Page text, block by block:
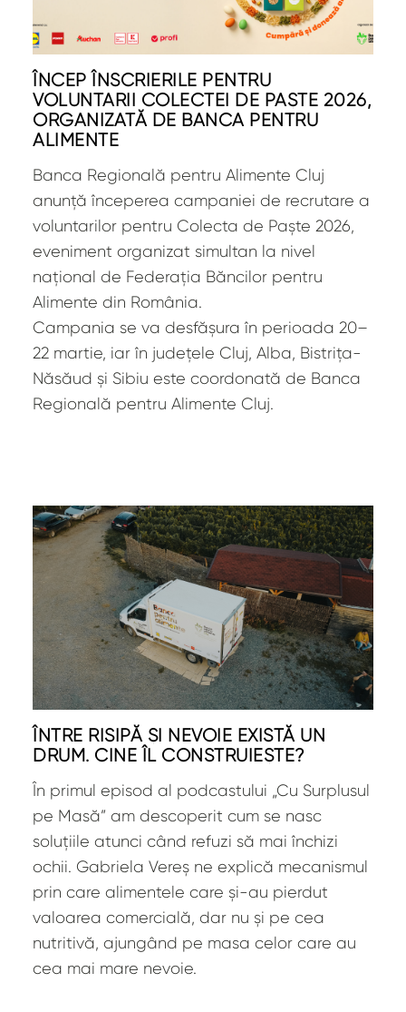
ÎNCEP ÎNSCRIERILE PENTRU
VOLUNTARII COLECTEI DE PAȘTE 2026,
ORGANIZATĂ DE BANCA PENTRU
ALIMENTE
Banca Regională pentru Alimente Cluj
anunță începerea campaniei de recrutare a
voluntarilor pentru Colecta de Paște 2026,
eveniment organizat simultan la nivel
național de Federația Băncilor pentru
Alimente din România.
Campania se va desfășura în perioada 20–
22 martie, iar în județele Cluj, Alba, Bistrița-
Năsăud și Sibiu este coordonată de Banca
Regională pentru Alimente Cluj.
ÎNTRE RISIPĂ ȘI NEVOIE EXISTĂ UN
DRUM. CINE ÎL CONSTRUIEȘTE?
În primul episod al podcastului „Cu Surplusul
pe Masă” am descoperit cum se nasc
soluțiile atunci când refuzi să mai închizi
ochii. Gabriela Vereș ne explică mecanismul
prin care alimentele care și-au pierdut
valoarea comercială, dar nu și pe cea
nutritivă, ajungând pe masa celor care au
cea mai mare nevoie.